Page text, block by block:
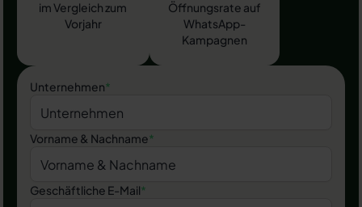
im Vergleich zum
Vorjahr
Öffnungsrate auf
WhatsApp-
Kampagnen
Unternehmen*
Vorname & Nachname*
Geschäftliche E-Mail*